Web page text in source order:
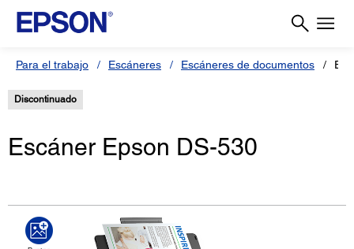
Para el trabajo Escáneres Escáneres de documentos
Discontinuado
Escáner Epson DS-530